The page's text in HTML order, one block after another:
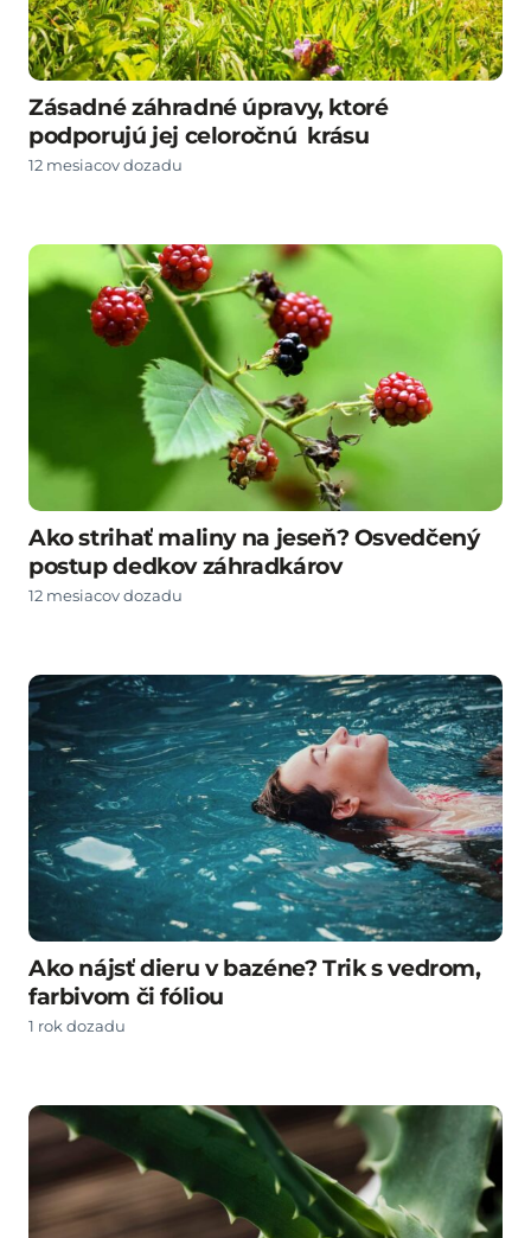
Zásadné záhradné úpravy, ktoré
podporujú jej celoročnú krásu
12 mesiacov dozadu
Ako strihať maliny na jeseň? Osvedčený
postup dedkov záhradkárov
12 mesiacov dozadu
Ako nájsť dieru v bazéne? Trik s vedrom,
farbivom či fóliou
1 rok dozadu